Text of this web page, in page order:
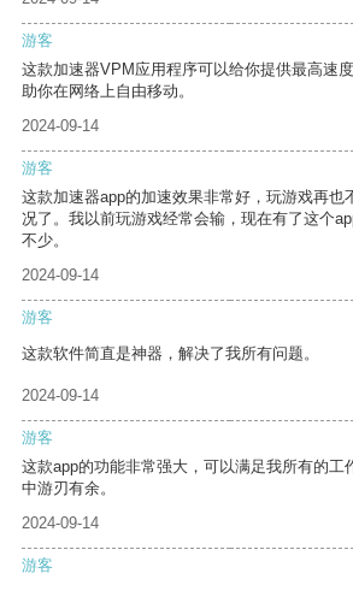
游客
这款加速器VPM应用程序可以给你提供最高速
助你在网络上自由移动。
2024-09-14
游客
这款加速器app的加速效果非常好，玩游戏再也
况了。我以前玩游戏经常会输，现在有了这个
不少。
2024-09-14
游客
这款软件简直是神器，解决了我所有问题。
2024-09-14
游客
这款app的功能非常强大，可以满足我所有的工
中游刃有余。
2024-09-14
游客